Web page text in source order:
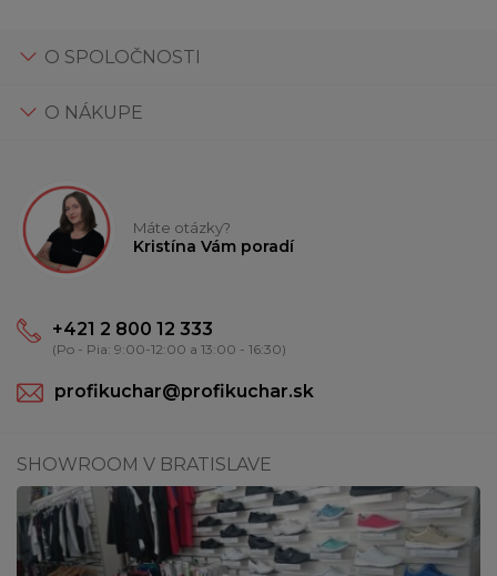
O SPOLOČNOSTI
O NÁKUPE
Máte otázky?
Kristína Vám poradí
+421 2 800 12 333
(Po - Pia: 9:00-12:00 a 13:00 - 16:30)
profikuchar@profikuchar.sk
SHOWROOM V BRATISLAVE